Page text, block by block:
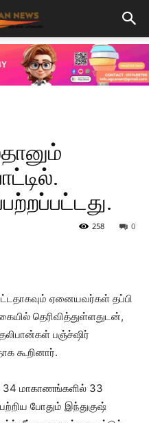
0
258
ஏனையவர்கள் தப்பி
தெரிவித்துள்ளதுடன்,
பஞ்ச்ஷிர்
கூறினார்.
மாகாணங்களில் 33
போதும் இந்துகுஷ்